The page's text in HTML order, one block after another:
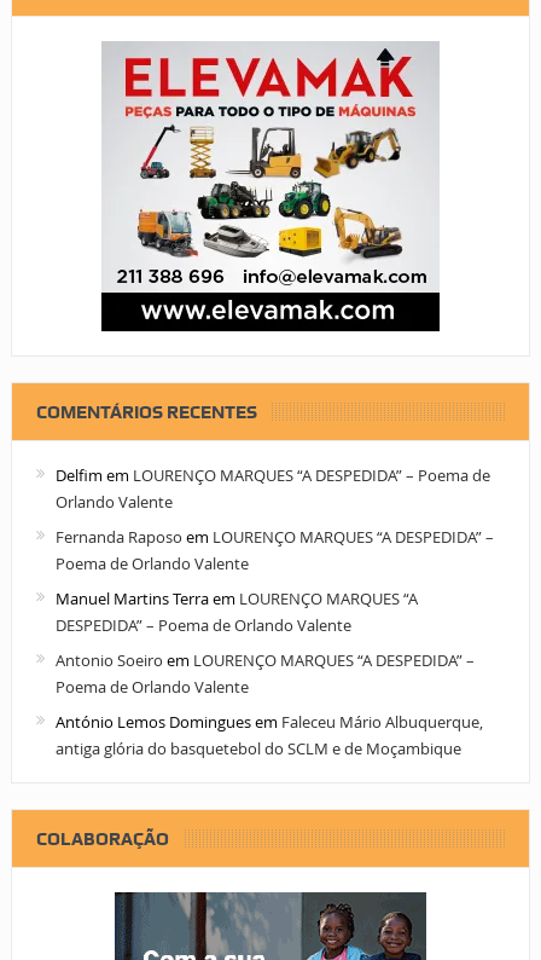
COMENTÁRIOS RECENTES
Delfim em LOURENÇO MARQUES “A DESPEDIDA” – Poema de
Orlando Valente
Fernanda Raposo em LOURENÇO MARQUES “A DESPEDIDA” –
Poema de Orlando Valente
Manuel Martins Terraem LOURENÇO MARQUES “A
DESPEDIDA” – Poema de Orlando Valente
Antonio Soeiro em LOURENÇO MARQUES “A DESPEDIDA” –
Poema de Orlando Valente
António Lemos Dominguesem Faleceu Mário Albuquerque,
antiga glória do basquetebol do SCLM e de Moçambique
COLABORAÇÃO